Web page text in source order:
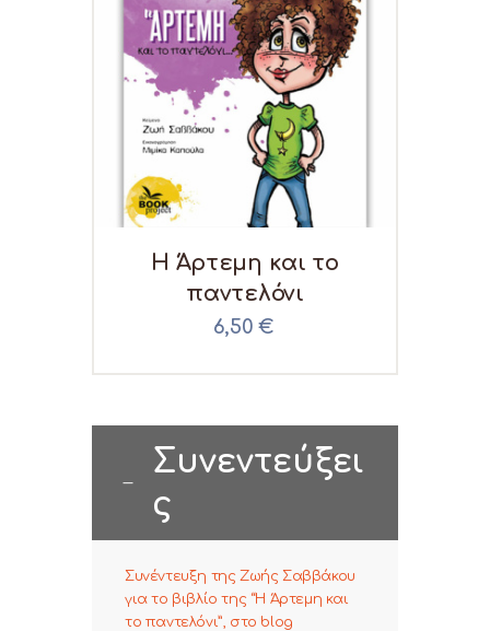
H Άρτεμη και το
παντελόνι
6,50 €
Συνεντεύξει
ς
Συνέντευξη της Ζωής Σαββάκου
για το βιβλίο της “Η Άρτεμη και
το παντελόνι”, στο blog